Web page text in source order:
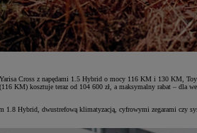
Cross z napędami 1.5 Hybrid o mocy 116 KM i 130 KM,
KM) kosztuje teraz od 104 600 zł, a maksymalny rabat – dla
Hybrid, dwustrefową klimatyzacją, cyfrowymi zegarami czy